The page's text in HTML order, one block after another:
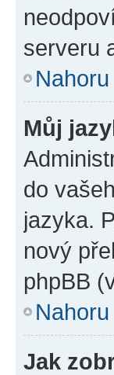
serveru
Nahoru
Můj
do
jazyka.
nový
phpBB
Nahoru
Jak